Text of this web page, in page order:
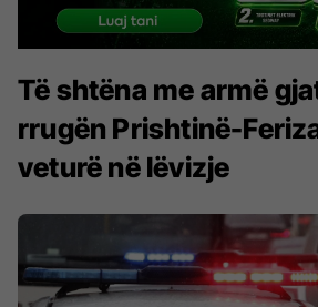
Të shtëna me armë
rrugën Prishtinë-
veturë në lëvizje